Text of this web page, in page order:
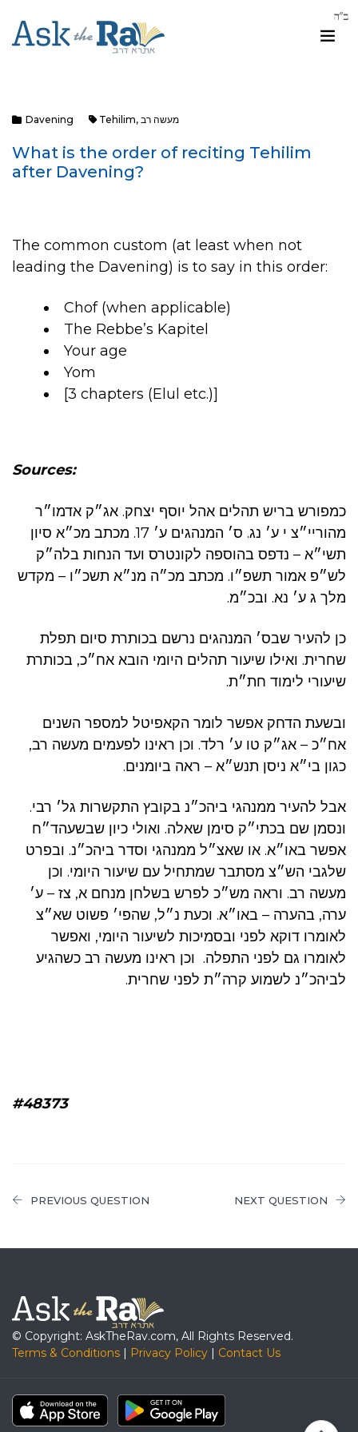
Davening Tehilim, מעשה רב
What is the order of reciting Tehilim
after Davening?
The common custom (at least when not
leading the Davening) is to say in this order:
Chof (when applicable)
The Rebbe’s Kapitel
Your age
Yom
[3 chapters (Elul etc.)]
Sources:
כמפורש בריש תהלים אהל יוסף יצחק. אג״ק אדמו״ר
מהוריי״צ י ע׳ נג. ס׳ המנהגים ע׳ 17. מכתב מכ״א סיון
תשי״א – נדפס בהוספה לקונטרס ועד הנחות בלה״ק
לש״פ אמור תשפ״ו. מכתב מכ״ה מנ״א תשכ״ו – מקדש
מלך ג ע׳ נא. ובכ״מ.
כן להעיר שבס׳ המנהגים נרשם בכותרת סיום תפלת
שחרית. ואילו שיעור תהלים היומי הובא אח״כ, בכותרת
שיעורי לימוד חת״ת.
ובשעת הדחק אפשר לומר הקאפיטל למספר השנים
אח״כ – אג״ק טו ע׳ רלד. וכן ראינו לפעמים מעשה רב,
כגון בי״א ניסן תנש״א – ראה ביומנים.
אבל להעיר ממנהגי ביהכ״נ בקובץ התקשרות גל׳ רבי.
ונסמן שם בכתי״ק סימן שאלה. ואולי כיון שבשעהד״ח
אפשר באו״א. או שאצ״ל ממנהגי וסדר ביהכ״נ. ובפרט
שלגבי הש״צ מסתבר שמתחיל עם שיעור היומי. וכן
מעשה רב. וראה מש״כ לפרש בשלחן מנחם א, צז – ע׳
ערה, בהערה – באו״א. וכעת נ״ל, שהפי׳ פשוט שא״צ
לאומרו דוקא לפני ובסמיכות לשיעור היומי, ואפשר
לאומרו גם לפני התפלה. וכן ראינו מעשה רב כשהגיע
לביהכ״נ לשמוע קרה״ת לפני שחרית.
#48373
PREVIOUS QUESTION NEXT QUESTION
© Copyright: AskTheRav.com, All Rights Reserved.
Terms & Conditions
Privacy Policy Contact Us